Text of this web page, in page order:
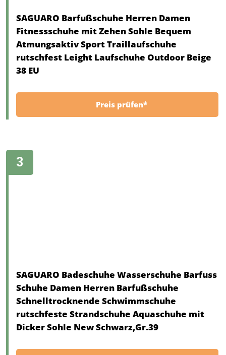
SAGUARO Barfußschuhe Herren Damen
Fitnessschuhe mit Zehen Sohle Bequem
Atmungsaktiv Sport Traillaufschuhe
rutschfest Leight Laufschuhe Outdoor Beige
38 EU
Preis prüfen*
SAGUARO Badeschuhe Wasserschuhe Barfuss
Schuhe Damen Herren Barfußschuhe
Schnelltrocknende Schwimmschuhe
rutschfeste Strandschuhe Aquaschuhe mit
Dicker Sohle New Schwarz,Gr.39